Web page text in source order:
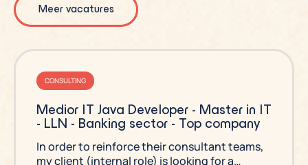
Meer vacatures
CONSULTING
Medior IT Java Developer - Master in IT
- LLN - Banking sector - Top company
In order to reinforce their consultant teams,
my client (internal role) is looking for a